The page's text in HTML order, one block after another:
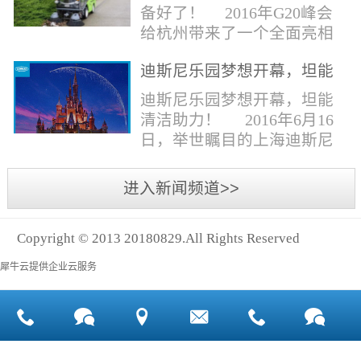
理技术方案有如下要点：
一、清洁设备、工具石材翻
新机、石材晶面处理机、吸
水吸尘器、吹风机、花岗
石...
少有30个海滩存在塑料污染
的情况。 该组织发动当地
动中，希望以此提高公众对
理想中，大海...
备好了！ 2016年G20峰会
给杭州带来了一个全面亮相
球国际组织和世界人民检阅
的一次大考。多国元首齐聚
杭州，在欣赏美丽西湖景色
的同事，第一印象就是杭州
览城是本次峰会举办的核心
区域，主要囊括了奥体中
心、国际博览中心、超高层
双塔酒店和地铁上盖物业，
迪斯尼乐园梦想开幕，坦能
清洁助力！
迪斯尼乐园梦想开幕，坦能
清洁助力！ 2016年6月16
日，举世瞩目的上海迪斯尼
奇想花园、探险岛、宝藏
湾、明日世界和梦幻世界，
开神秘面纱。根据迪斯尼官
球接待人数最多的迪斯尼乐
园！ 位于浦东新区川...
进入新闻频道>>
Copyright © 2013 20180829.All Rights Reserved
犀牛云提供企业云服务